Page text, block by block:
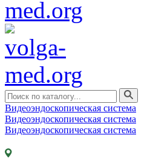
Видеоэндоскопическая система
Видеоэндоскопическая система
Видеоэндоскопическая система